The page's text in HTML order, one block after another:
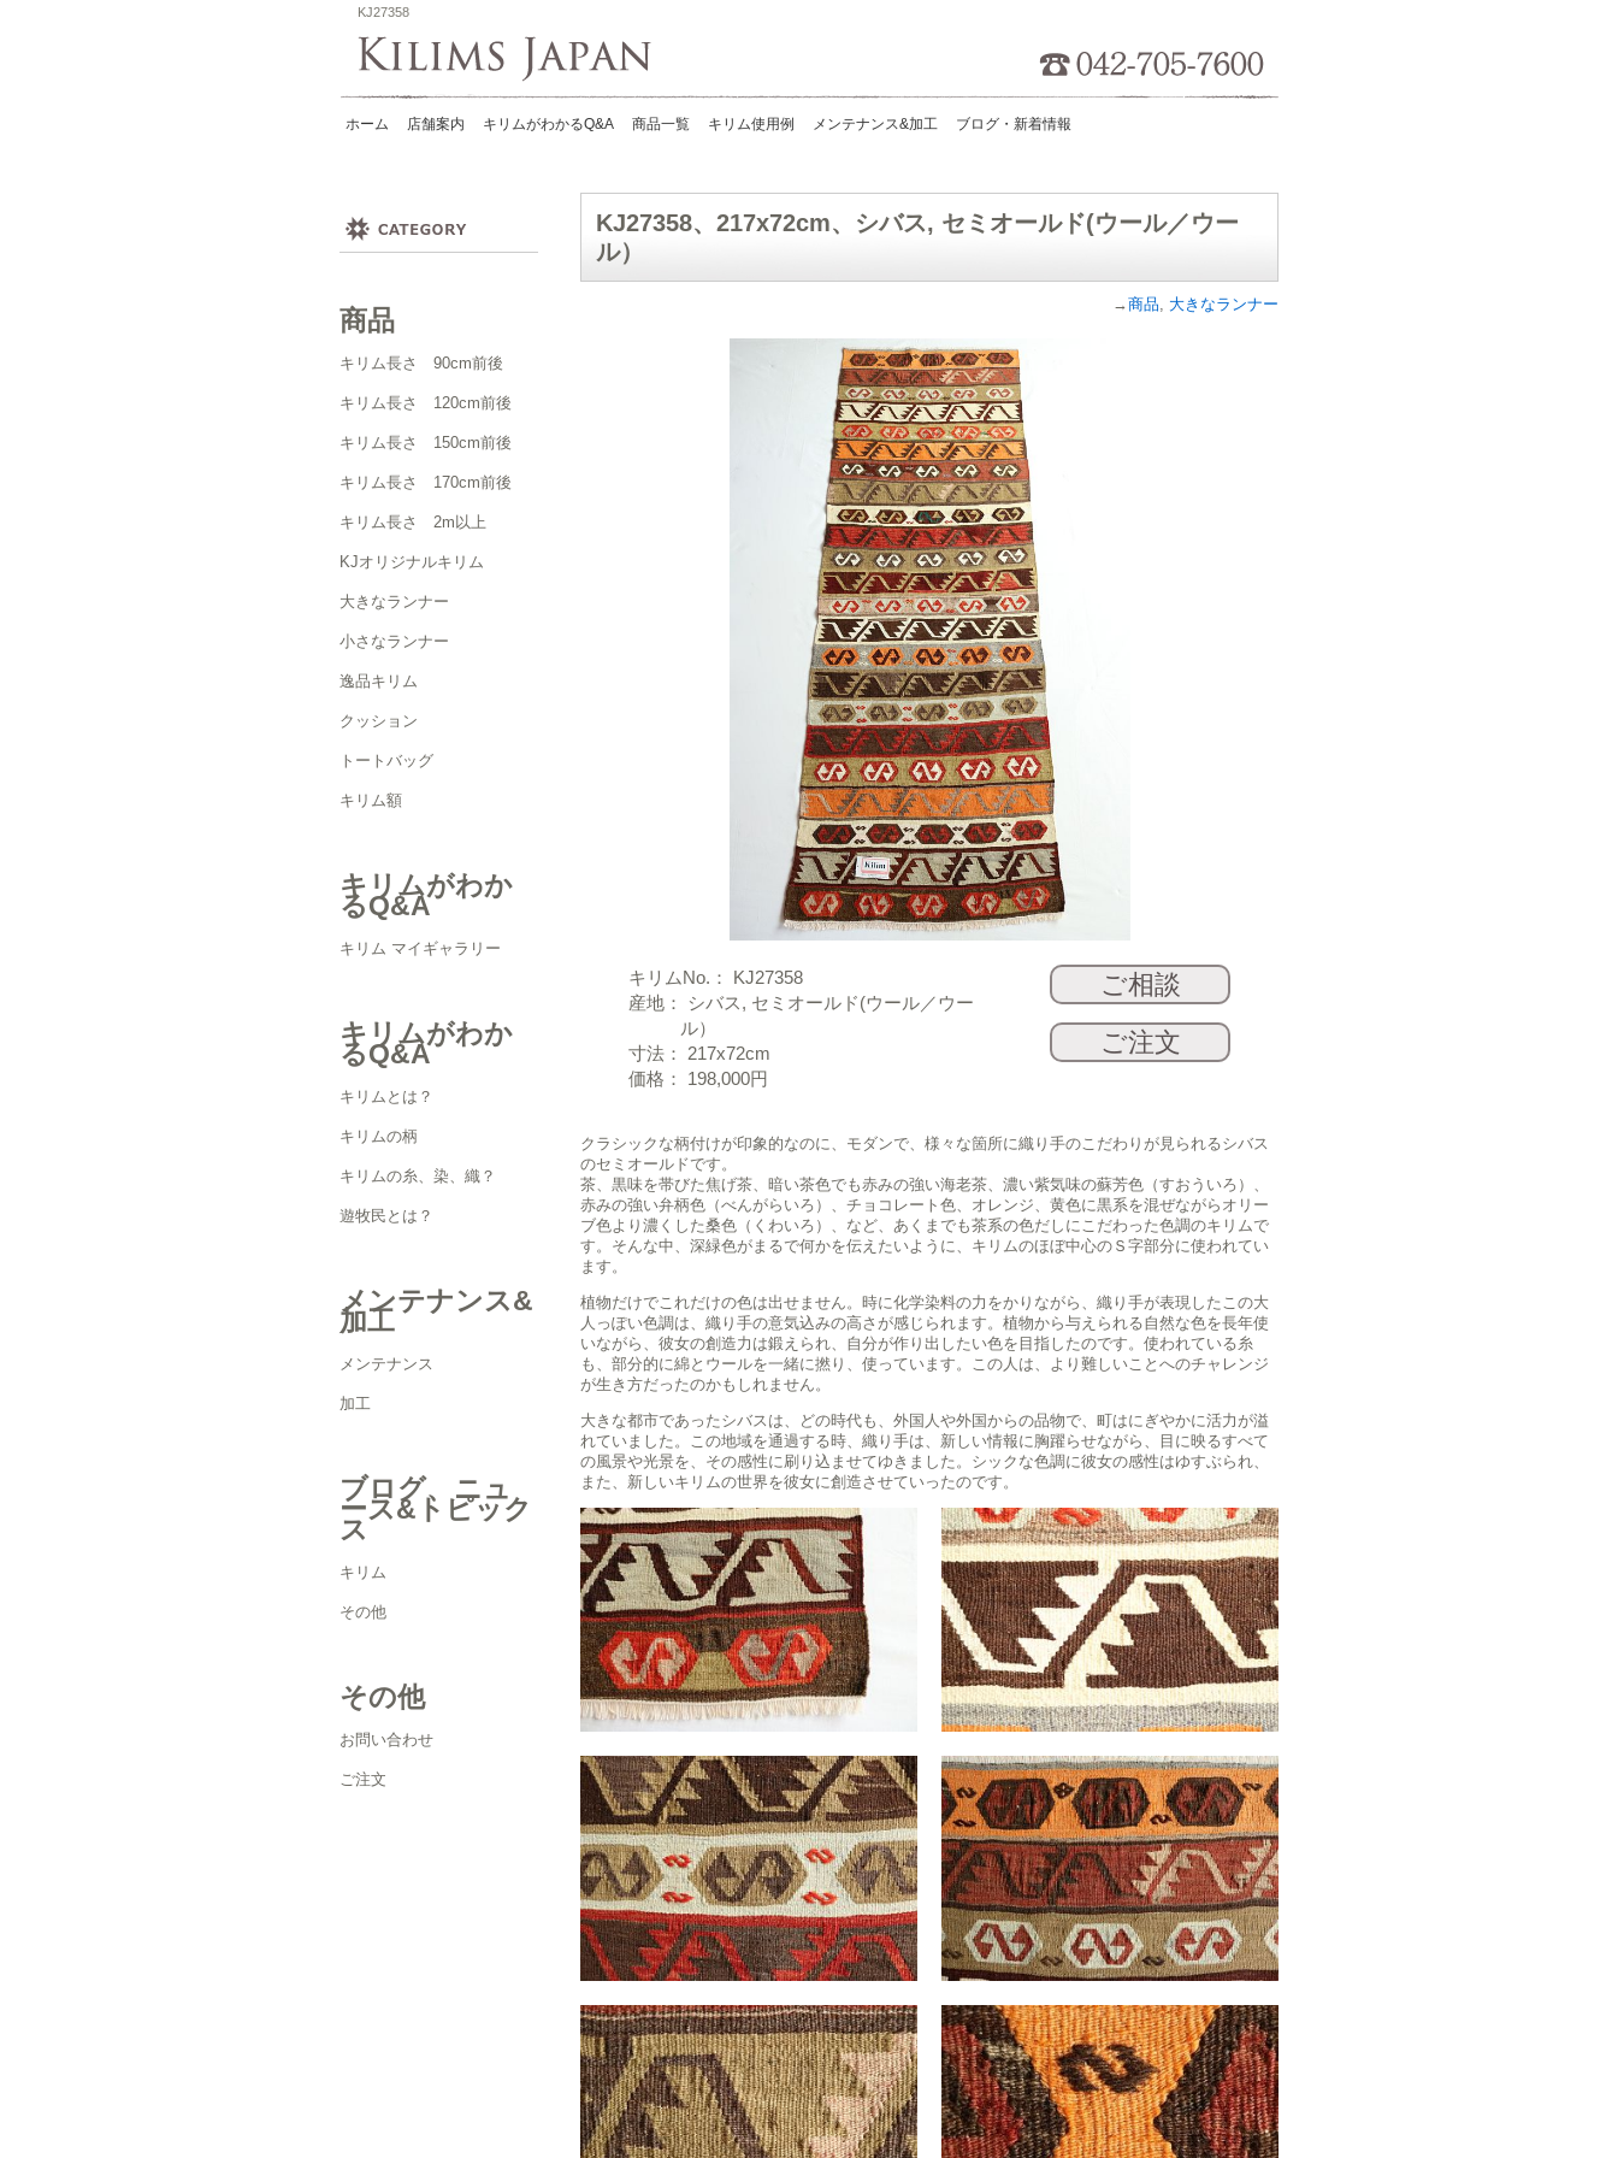
KJ27358
ホーム 店舗案内 キリムがわかるQ&A 商品一覧 キリム使用例 メンテナンス&加工 ブログ・新着情報
商品
キリム長さ 90cm前後
キリム長さ 120cm前後
キリム長さ 150cm前後
キリム長さ 170cm前後
キリム長さ 2m以上
KJオリジナルキリム
大きなランナー
小さなランナー
逸品キリム
クッション
トートバッグ
キリム額
キリムがわか
るQ&A
キリム マイギャラリー
キリムがわか
るQ&A
キリムとは？
キリムの柄
キリムの糸、染、織？
遊牧民とは？
メンテナンス&
加工
メンテナンス
加工
ブログ、ニュ
ース&トピック
ス
キリム
その他
その他
お問い合わせ
ご注文
KJ27358、217x72cm、シバス, セミオールド(ウール／ウー
ル）
→商品, 大きなランナー
キリムNo.： KJ27358
産地： シバス, セミオールド(ウール／ウー
ル）
寸法： 217x72cm
価格： 198,000円
クラシックな柄付けが印象的なのに、モダンで、様々な箇所に織り手のこだわりが見られるシバス
のセミオールドです。
茶、黒味を帯びた焦げ茶、暗い茶色でも赤みの強い海老茶、濃い紫気味の蘇芳色（すおういろ）、
赤みの強い弁柄色（べんがらいろ）、チョコレート色、オレンジ、黄色に黒系を混ぜながらオリー
ブ色より濃くした桑色（くわいろ）、など、あくまでも茶系の色だしにこだわった色調のキリムで
す。そんな中、深緑色がまるで何かを伝えたいように、キリムのほぼ中心のＳ字部分に使われてい
ます。
植物だけでこれだけの色は出せません。時に化学染料の力をかりながら、織り手が表現したこの大
人っぽい色調は、織り手の意気込みの高さが感じられます。植物から与えられる自然な色を長年使
いながら、彼女の創造力は鍛えられ、自分が作り出したい色を目指したのです。使われている糸
も、部分的に綿とウールを一緒に撚り、使っています。この人は、より難しいことへのチャレンジ
が生き方だったのかもしれません。
大きな都市であったシバスは、どの時代も、外国人や外国からの品物で、町はにぎやかに活力が溢
れていました。この地域を通過する時、織り手は、新しい情報に胸躍らせながら、目に映るすべて
の風景や光景を、その感性に刷り込ませてゆきました。シックな色調に彼女の感性はゆすぶられ、
また、新しいキリムの世界を彼女に創造させていったのです。